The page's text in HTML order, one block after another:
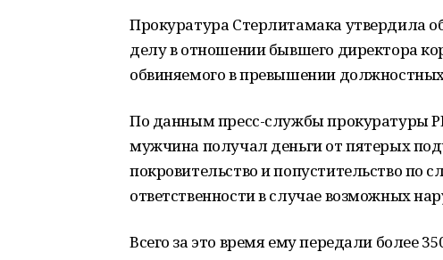
Прокуратура Стерлитамака утвердила
делу в отношении бывшего директора
обвиняемого в превышении
По данным пресс-службы прокуратуры
мужчина получал деньги от пятерых
покровительство и попустительство по
ответственности в случае возможных
Всего за это время ему передали более